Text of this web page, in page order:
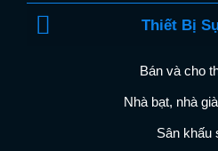
Thiết Bị
Bán và cho
Nhà bạt, nhà
Sân khấu